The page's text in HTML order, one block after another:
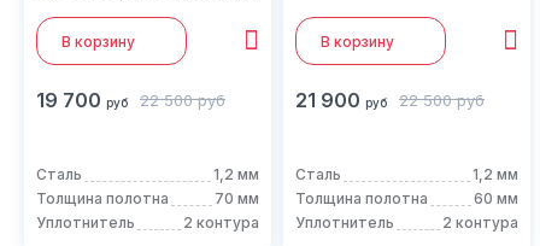
эмаль"
В корзину
19 700 руб 22 500 руб
Сталь
1,2 мм
Толщина полотна
70 мм
Уплотнитель
2 контура
В корзину
21 900 руб 22 500 руб
Сталь
1,2 мм
Толщина полотна
60 мм
Уплотнитель
2 контура